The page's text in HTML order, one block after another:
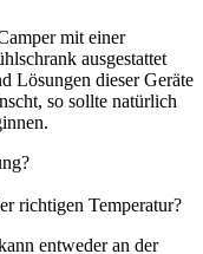
mit einer
ausgestattet
Lösungen dieser Geräte
so sollte natürlich
richtigen Temperatur?
entweder an der